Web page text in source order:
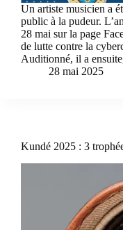
Un artiste musicien a
public à la pudeur.
28 mai sur la page
de lutte contre la
Auditionné, il a
28 mai 2025
Kundé 2025 : 3